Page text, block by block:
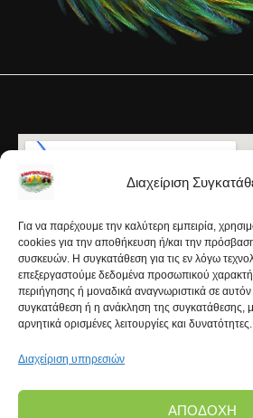
Διαχείριση
Για να παρέχουμε την καλύτερη εμπειρία,
cookies για την αποθήκευση ή/και την
συσκευών. Η συγκατάθεση για τις εν λόγω
επεξεργαστούμε δεδομένα προσωπικού
περιήγησης ή μοναδικά αναγνωριστικά σε
συγκατάθεση ή η ανάκληση της συγκατάθεσης,
αρνητικά ορισμένες λειτουργίες και δυνατότητες.
Διαχείριση υπηρεσιών
ΑΠΟΔΟΧΉ